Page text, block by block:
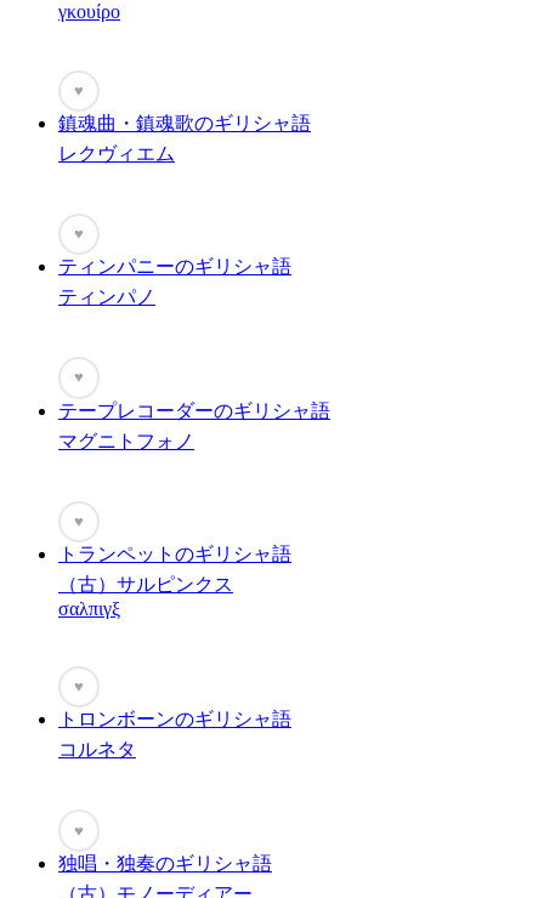
γκουίρο
♥
鎮魂曲・鎮魂歌のギリシャ語
レクヴィエム
♥
ティンパニーのギリシャ語
ティンパノ
♥
テープレコーダーのギリシャ語
マグニトフォノ
♥
トランペットのギリシャ語
（古）サルピンクス
σαλπιγξ
♥
トロンボーンのギリシャ語
コルネタ
♥
独唱・独奏のギリシャ語
（古）モノーディアー